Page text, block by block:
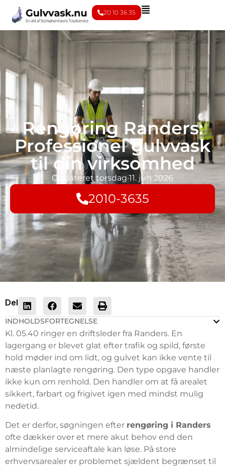
20 10 36 35
Rengøring Randers:
Professionel gulvvask
til din virksomhed
Opdateret torsdag 11. jun 2026
2010-3635
Del
INDHOLDSFORTEGNELSE
Kl. 05.40 ringer en driftsleder fra Randers. En
lagergang er blevet glat efter trafik og spild, første
hold møder ind om lidt, og gulvet kan ikke vente til
næste planlagte rengøring. Den type opgave handler
ikke kun om renhold. Den handler om at få arealet
sikkert, farbart og frigivet igen med mindst mulig
nedetid.
Det er derfor, søgningen efter rengøring i Randers
ofte dækker over et mere akut behov end den
almindelige serviceaftale kan løse. På store
erhvervsarealer er problemet sjældent begrænset til